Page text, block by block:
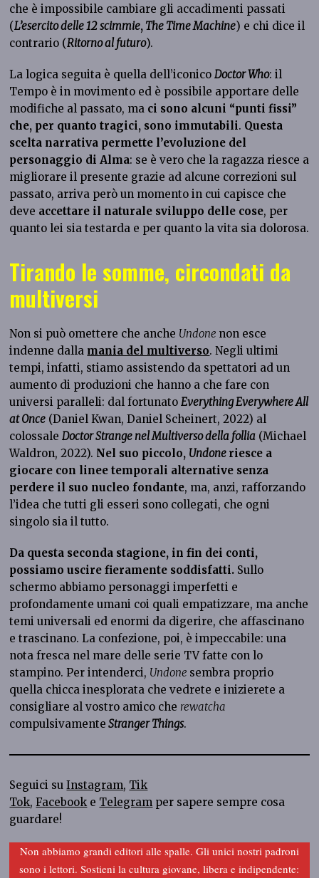
che è impossibile cambiare gli accadimenti passati
(L’esercito delle 12 scimmie, The Time Machine) e chi dice il
contrario (Ritorno al futuro).
La logica seguita è quella dell’iconicoDoctor Who: il
Tempo è in movimento ed è possibile apportare delle
modifiche al passato, ma ci sono alcuni “punti fissi”
che, per quanto tragici, sono immutabili. Questa
scelta narrativa permette l’evoluzione del
personaggio di Alma: se è vero che la ragazza riesce a
migliorare il presente grazie ad alcune correzioni sul
passato, arriva però un momento in cui capisce che
deve accettare il naturale sviluppo delle cose, per
quanto lei sia testarda e per quanto la vita sia dolorosa.
Tirando le somme, circondati da
multiversi
Non si può omettere che anche Undone non esce
indenne dalla mania del multiverso. Negli ultimi
tempi, infatti, stiamo assistendo da spettatori ad un
aumento di produzioni che hanno a che fare con
universi paralleli: dal fortunatoEverything Everywhere All
at Once (Daniel Kwan, Daniel Scheinert, 2022) al
colossale Doctor Strange nel Multiverso della follia (Michael
Waldron, 2022). Nel suo piccolo, Undone riesce a
giocare con linee temporali alternative senza
perdere il suo nucleo fondante, ma, anzi, rafforzando
l’idea che tutti gli esseri sono collegati, che ogni
singolo sia il tutto.
Da questa seconda stagione, in fin dei conti,
possiamo uscire fieramente soddisfatti. Sullo
schermo abbiamo personaggi imperfetti e
profondamente umani coi quali empatizzare, ma anche
temi universali ed enormi da digerire, che affascinano
e trascinano. La confezione, poi, è impeccabile: una
nota fresca nel mare delle serie TV fatte con lo
stampino. Per intenderci, Undone sembra proprio
quella chicca inesplorata che vedrete e inizierete a
consigliare al vostro amico che rewatcha
compulsivamente Stranger Things.
Seguici suInstagram, Tik
Tok,Facebook e Telegram per sapere sempre cosa
guardare!
Non abbiamo grandi editori alle spalle. Gli unici nostri padroni
sono i lettori. Sostieni la cultura giovane, libera e indipendente: